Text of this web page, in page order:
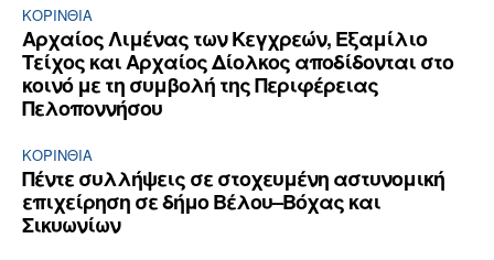
ΚΟΡΙΝΘΊΑ
Αρχαίος Λιμένας των Κεγχρεών, Εξαμίλιο
Τείχος και Aρχαίος Δίολκος αποδίδονται στο
κοινό με τη συμβολή της Περιφέρειας
Πελοποννήσου
ΚΟΡΙΝΘΊΑ
Πέντε συλλήψεις σε στοχευμένη αστυνομική
επιχείρηση σε δήμο Βέλου–Βόχας και
Σικυωνίων